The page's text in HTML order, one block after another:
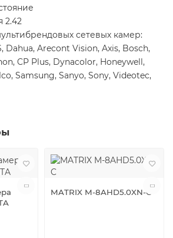
2.42
сетевых камер:
Dahua, Arecont Vision, Axis, Bosch,
CP Plus, Dynacolor, Honeywell,
Samsung, Sanyo, Sony, Videotec,
MATRIX M-8AHD5.0XN-C